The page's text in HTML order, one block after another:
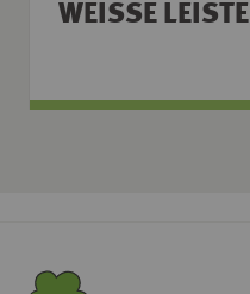
WEISSE LEISTEN